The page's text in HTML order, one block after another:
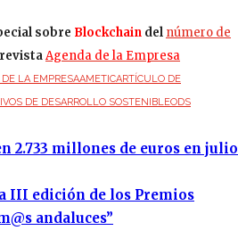
sobre Blockchain del número de
Agenda de la Empresa
LA EMPRESAAMETICARTÍCULO DE
DE DESARROLLO SOSTENIBLEODS
2.733 millones de euros en julio
III edición de los Premios
andaluces”